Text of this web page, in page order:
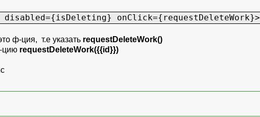
disabled={isDeleting} onClick={requestDeleteWork}>
ф-ция, т.е указать requestDeleteWork()
цию requestDeleteWork({{id}})